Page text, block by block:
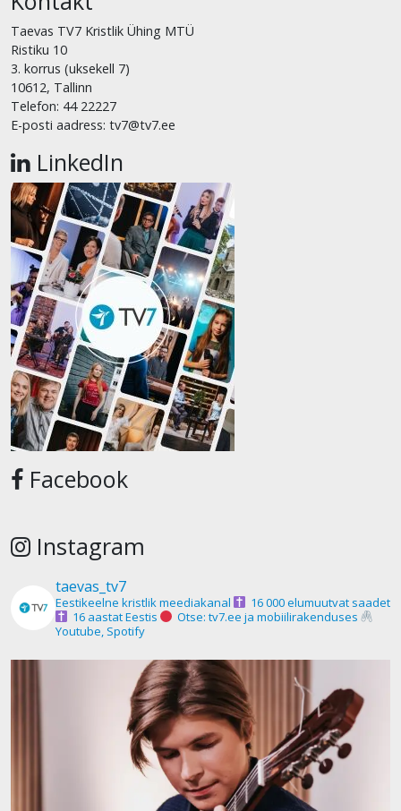
Taevas TV7 Kristlik Ühing MTÜ
Ristiku 10
3. korrus (uksekell 7)
10612, Tallinn
Telefon: 44 22227
E-posti aadress: tv7@tv7.ee
LinkedIn
Facebook
Instagram
taevas_tv7
Eestikeelne kristlik meediakanal
16 000 elumuutvat saadet
16 aastat Eestis
Otse: tv7.ee ja mobiilirakenduses
Youtube, Spotify